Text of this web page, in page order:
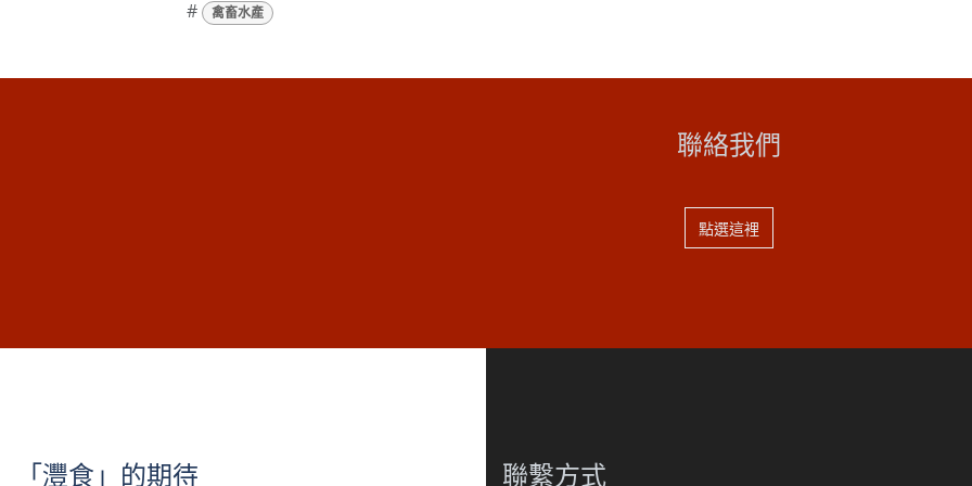
# 禽畜水產
聯絡我們
點選這裡
「灃食」的期待 聯繫方式